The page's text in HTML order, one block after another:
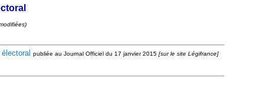
publiée au Journal Officiel du 17 janvier 2015[sur le site Légifrance]